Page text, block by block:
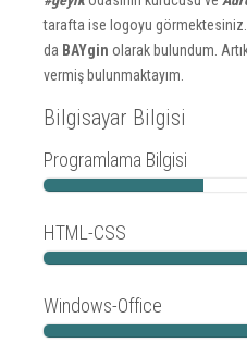
tarafta ise logoyu
da BAYgin olarak bulundum.
vermiş bulunmaktayım.
Bilgisayar Bilgisi
Programlama Bilgisi
HTML-CSS
Windows-Office